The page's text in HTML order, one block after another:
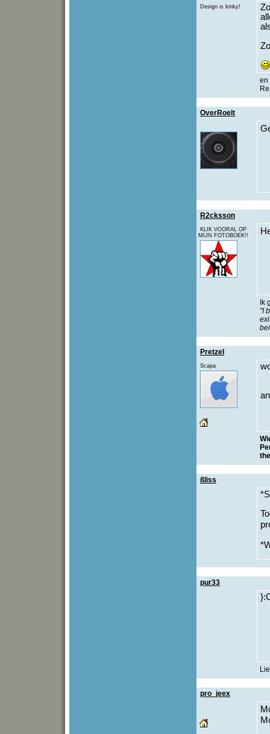
Design is kinky!
en
OverRoelt
R2cksson
KLIK VOORAL OP
MIJN FOTOBOEK!!
Ik
"I
Pretzel
Scapa
ßliss
pur33
pro_jeex